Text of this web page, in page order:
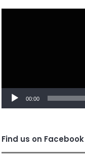
00:00
Find us on Facebook